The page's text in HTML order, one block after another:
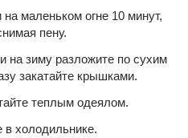
маленьком огне 10 минут,
пену.
на зиму разложите по сухим
закатайте крышками.
теплым одеялом.
холодильнике.